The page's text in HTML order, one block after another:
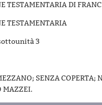
TESTAMENTARIA DI
TESTAMENTARIA
3
SENZA COPERTA;
MAZZEI.